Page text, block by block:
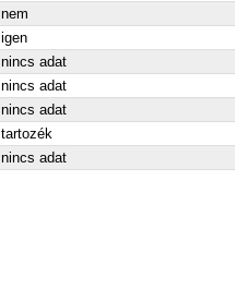
nem
igen
nincs adat
nincs adat
nincs adat
tartozék
nincs adat